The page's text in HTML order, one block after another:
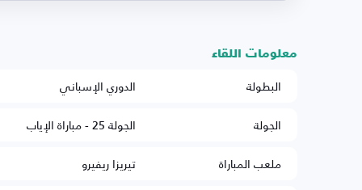
معلومات اللقاء
البطولة
الدوري الإسباني
الجولة
الجولة 25 - مباراة الإياب
ملعب المباراة
تيريزا ريفيرو